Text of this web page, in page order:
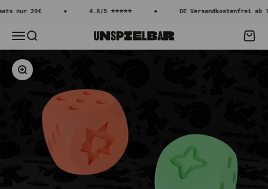
nur 29€ 4.8/5 ⭐⭐⭐⭐⭐ DE Versandkostenfrei ab 70€
MenüSuche Unspielbar
Bild vergrößern